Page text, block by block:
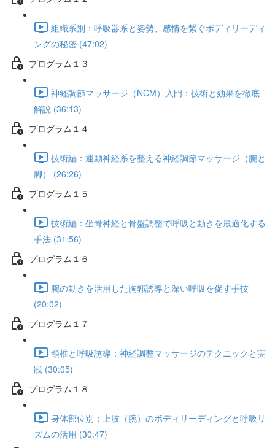
組織系別：呼吸器系と姿勢、感情を繋ぐボディリーディ
ングの秘密 (47:02)
プログラム１３
神経調節マッサージ（NCM）入門：技術と効果を徹底
解説 (36:13)
プログラム１４
技術編：運動神経系を整える神経調節マッサージ（腕と
脚） (26:26)
プログラム１５
技術編：坐骨神経と骨盤調整で呼吸と動きを最適化する
手法 (31:56)
プログラム１６
腕の動きを活用した胸郭誘導と深い呼吸を促す手技
(20:02)
プログラム１７
頸椎と呼吸誘導：神経調整マッサージのテクニックと実
践 (30:05)
プログラム１８
身体部位別：上肢（腕）のボディリーディングと呼吸リ
ズムの活用 (30:47)